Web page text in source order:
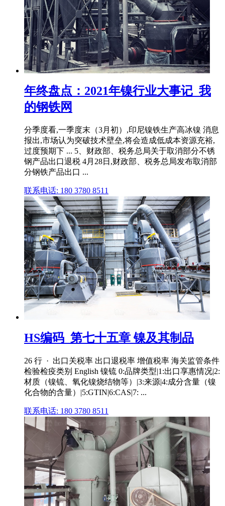
年终盘点：2021年镍行业大事记_我
的钢铁网
分季度看,一季度末（3月初）,印尼镍铁生产高冰镍 消息
报出,市场认为突破技术壁垒,将会造成低成本资源充裕,
过度预期下 ... 5、财政部、税务总局关于取消部分不锈
钢产品出口退税 4月28日,财政部、税务总局发布取消部
分钢铁产品出口 ...
联系电话: 180 3780 8511
HS编码_第七十五章 镍及其制品
26 行 · 出口关税率 出口退税率 增值税率 海关监管条件
检验检疫类别 English 镍锍 0:品牌类型|1:出口享惠情况|2:
材质（镍锍、氧化镍烧结物等）|3:来源|4:成分含量（镍
化合物的含量）|5:GTIN|6:CAS|7: ...
联系电话: 180 3780 8511